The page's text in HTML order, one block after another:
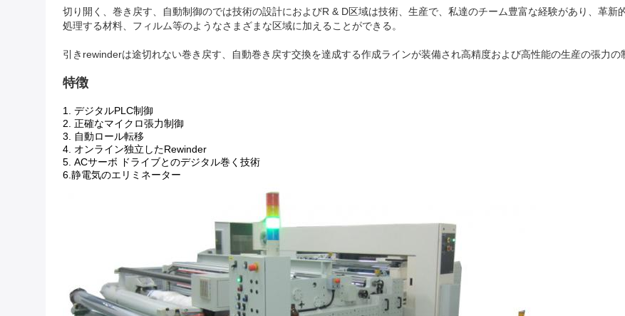
切り開く、巻き戻す、自動制御のでは技術の設計におよびR & D区域は技術、生産で、私達のチーム豊富な経験があり、革
処理する材料、フィルム等のようなさまざまな区域に加えることができる。
引きrewinderは途切れない巻き戻す、自動巻き戻す交換を達成する作成ラインが装備され高精度および高性能の生産の張力の
特徴
1. デジタルPLC制御
2. 正確なマイクロ張力制御
3. 自動ロール転移
4. オンライン独立したRewinder
5. ACサーボ ドライブとのデジタル巻く技術
6. 静電気のエリミネーター